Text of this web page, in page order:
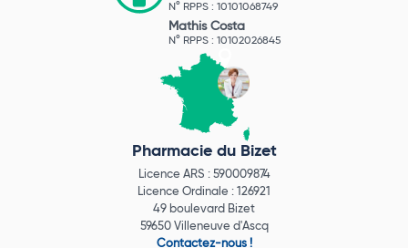
N° RPPS : 10101068749
Mathis Costa
N° RPPS : 10102026845
Pharmacie du Bizet
Licence ARS : 590009874
Licence Ordinale : 126921
49 boulevard Bizet
59650 Villeneuve d'Ascq
Contactez-nous !